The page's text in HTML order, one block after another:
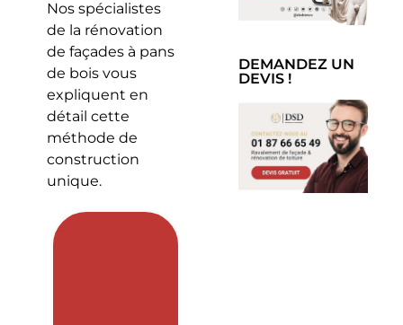
Nos spécialistes
de la rénovation
de façades à pans
de bois vous
expliquent en
détail cette
méthode de
construction
unique.
DEMANDEZ UN
DEVIS !